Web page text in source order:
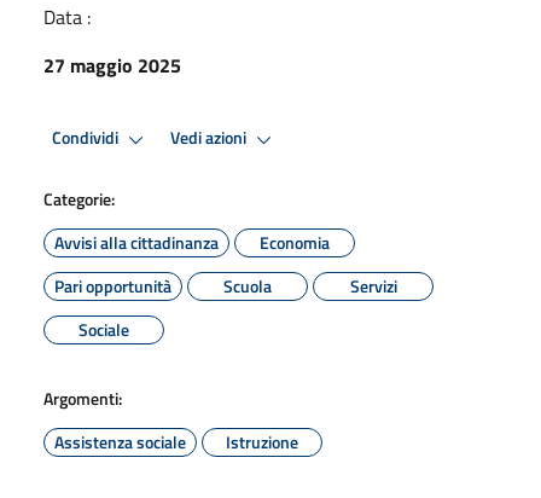
Data :
27 maggio 2025
Condividi Vedi azioni
Categorie:
Avvisi alla cittadinanza
Economia
Pari opportunità
Scuola
Servizi
Sociale
Argomenti:
Assistenza sociale
Istruzione